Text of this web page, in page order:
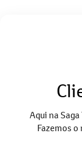
Aqui na
Fazemos